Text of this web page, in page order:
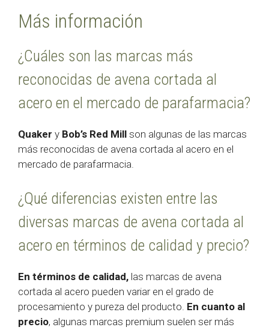
Más información
¿Cuáles son las marcas más
reconocidas de avena cortada al
acero en el mercado de parafarmacia?
Quaker y Bob’s Red Mill son algunas de las marcas
más reconocidas de avena cortada al acero en el
mercado de parafarmacia.
¿Qué diferencias existen entre las
diversas marcas de avena cortada al
acero en términos de calidad y precio?
En términos de calidad, las marcas de avena
cortada al acero pueden variar en el grado de
procesamiento y pureza del producto. En cuanto al
precio, algunas marcas premium suelen ser más